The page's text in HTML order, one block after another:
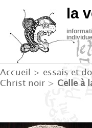
la
Accueil > essais et
Christ noir > Celle à